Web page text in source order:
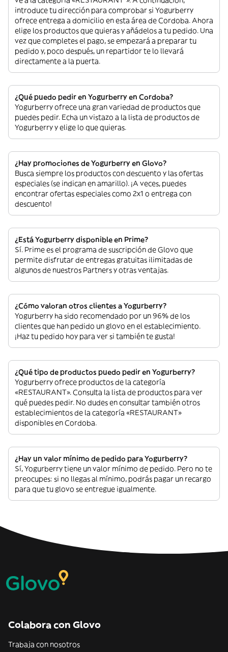
introduce tu dirección para comprobar si Yogurberry
ofrece entrega a domicilio en esta área de Cordoba. Ahora
elige los productos que quieras y añádelos a tu pedido. Una
vez que completes el pago, se empezará a preparar tu
pedido y, poco después, un repartidor te lo llevará
directamente a la puerta.
¿Qué puedo pedir en Yogurberry en Cordoba?
Yogurberry ofrece una gran variedad de productos que
puedes pedir. Echa un vistazo a la lista de productos de
Yogurberry y elige lo que quieras.
¿Hay promociones de Yogurberry en Glovo?
Busca siempre los productos con descuento y las ofertas
especiales (se indican en amarillo). ¡A veces, puedes
encontrar ofertas especiales como 2x1 o entrega con
descuento!
¿Está Yogurberry disponible en Prime?
Sí. Prime es el programa de suscripción de Glovo que
permite disfrutar de entregas gratuitas ilimitadas de
algunos de nuestros Partners y otras ventajas.
¿Cómo valoran otros clientes a Yogurberry?
Yogurberry ha sido recomendado por un 96% de los
clientes que han pedido un glovo en el establecimiento.
¡Haz tu pedido hoy para ver si también te gusta!
¿Qué tipo de productos puedo pedir en Yogurberry?
Yogurberry ofrece productos de la categoría
«RESTAURANT». Consulta la lista de productos para ver
qué puedes pedir. No dudes en consultar también otros
establecimientos de la categoría «RESTAURANT»
disponibles en Cordoba.
¿Hay un valor mínimo de pedido para Yogurberry?
Sí, Yogurberry tiene un valor mínimo de pedido. Pero no te
preocupes: si no llegas al mínimo, podrás pagar un recargo
para que tu glovo se entregue igualmente.
Colabora con Glovo
Trabaja con nosotros